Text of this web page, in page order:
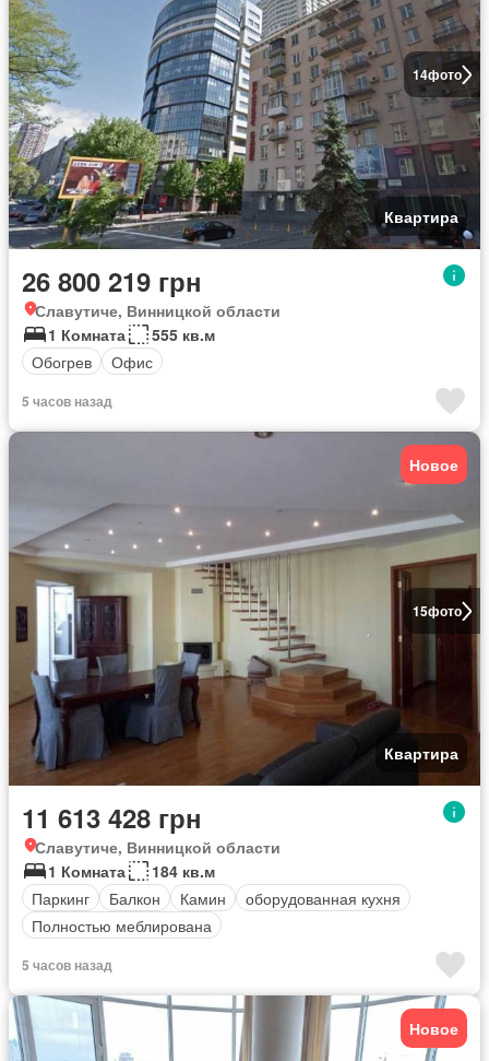
14фото
Квартира
26 800 219 грн
Славутиче, Винницкой области
1 Комната
555 кв.м
Обогрев
Офис
5 часов назад
15фото
Новое
Квартира
11 613 428 грн
Славутиче, Винницкой области
1 Комната
184 кв.м
Паркинг
Балкон Камин
оборудованная кухня
Полностью меблирована
5 часов назад
Новое